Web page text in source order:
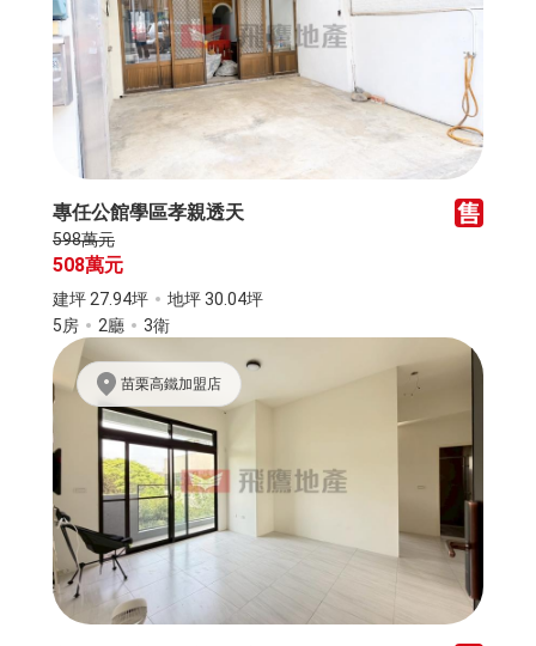
專任公館學區孝親透天
598萬元
508萬元
建坪 27.94坪
地坪 30.04坪
5房
2廳 3衛
苗栗高鐵加盟店